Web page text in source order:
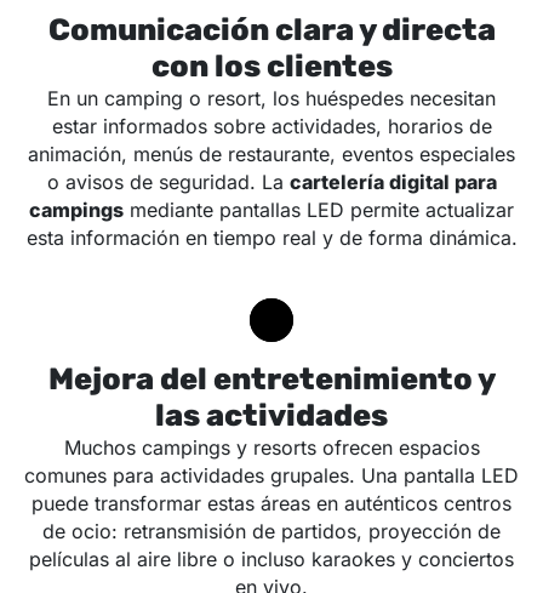
Comunicación clara y directa
con los clientes
En un camping o resort, los huéspedes necesitan
estar informados sobre actividades, horarios de
animación, menús de restaurante, eventos especiales
o avisos de seguridad. La cartelería digital para
campings mediante pantallas LED permite actualizar
esta información en tiempo real y de forma dinámica.
Mejora del entretenimiento y
las actividades
Muchos campings y resorts ofrecen espacios
comunes para actividades grupales. Una pantalla LED
puede transformar estas áreas en auténticos centros
de ocio: retransmisión de partidos, proyección de
películas al aire libre o incluso karaokes y conciertos
en vivo.